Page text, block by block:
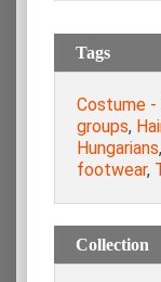
Tags
Costume -
groups,
Hungarians,
footwear,
Collection